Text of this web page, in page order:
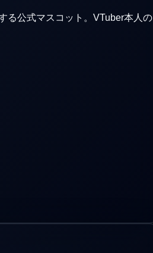
る公式マスコット。VTuber本人の